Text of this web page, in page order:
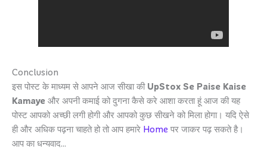
Conclusion
इस पोस्ट के माध्यम से आपने आज सीखा की UpStox Se Paise Kaise
Kamaye और अपनी कमाई को दुगना कैसे करे आशा करता हूं आज की यह
पोस्ट आपको अच्छी लगी होगी और आपको कुछ सीखने को मिला होगा। यदि ऐसे
ही और अधिक पढ़ना चाहते हो तो आप हमारे Home पर जाकर पढ़ सकते है।
आप का धन्यवाद…